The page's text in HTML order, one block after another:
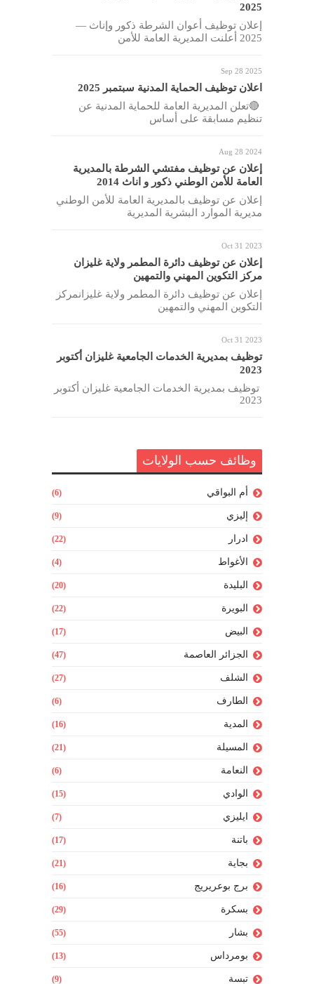
2025
إعلان توظيف أعوان الشرطة ذكور وإناث —
2025 أعلنت المديرية العامة للأمن
Sep 28 2025
اعلان توظيف الحماية المدنية سبتمبر 2025
🔴تعلن المديرية العامة للحماية المدنية عن
تنظيم مسابقة على أساس
Aug 28 2024
إعلان عن توظيف مفتشي الشرطة بالمديرية
العامة للأمن الوطني ذكور و اناث 2014
إعلان عن توظيف بالمديرية العامة للأمن الوطني
مديرية الموارد البشرية المديرية
Oct 31 2023
إعلان عن توظيف دائرة المطمر ولاية غليزان
مركز التكوين المهني والتمهين
إعلان عن توظيف دائرة المطمر ولاية غليزانمركز
التكوين المهني والتمهين
Oct 31 2023
توظيف بمديرية الخدمات الجامعية غليزان أكتوبر
2023
توظيف بمديرية الخدمات الجامعية غليزان أكتوبر
2023
وظائف حسب الولايات
أم البواقي (6)
إليزي (9)
ادرار (22)
الأغواط (4)
البليدة (20)
البويرة (22)
البيض (17)
الجزائر العاصمة (47)
الشلف (27)
الطارف (6)
المدية (16)
المسيلة (21)
النعامة (6)
الوادي (15)
ايليزي (7)
باتنة (17)
بجاية (21)
برج بوعريريج (16)
بسكرة (29)
بشار (55)
بومرداس (13)
تبسة (9)